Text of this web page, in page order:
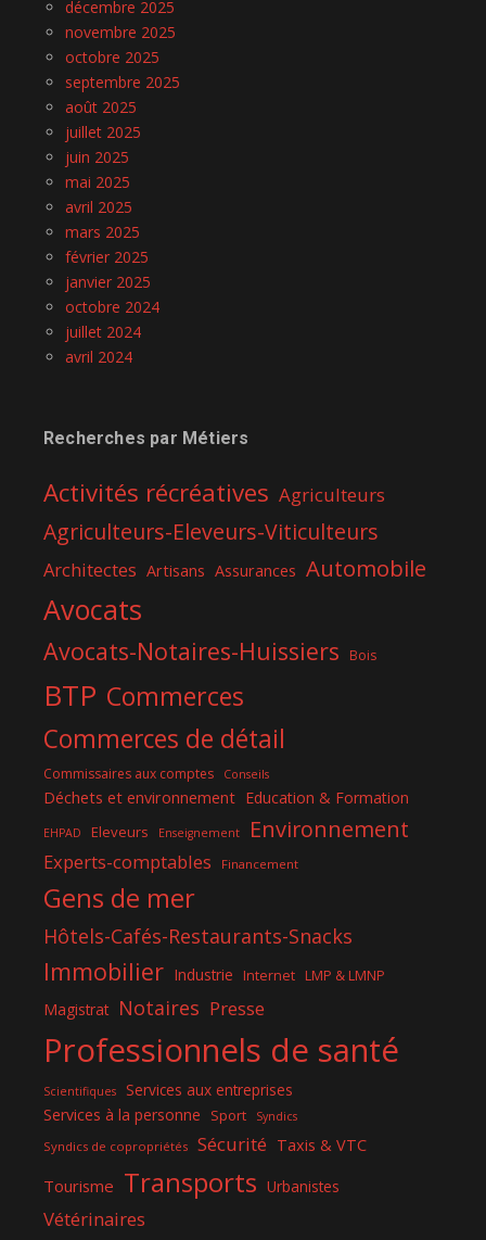
décembre 2025
novembre 2025
octobre 2025
septembre 2025
août 2025
juillet 2025
juin 2025
mai 2025
avril 2025
mars 2025
février 2025
janvier 2025
octobre 2024
juillet 2024
avril 2024
Recherches par Métiers
Activités récréatives Agriculteurs
Agriculteurs-Eleveurs-Viticulteurs
Architectes Artisans Assurances Automobile
Avocats
Avocats-Notaires-Huissiers Bois
BTP Commerces
Commerces de détail
Commissaires aux comptes Conseils
Déchets et environnement Education & Formation
EHPAD Eleveurs Enseignement Environnement
Experts-comptables Financement
Gens de mer
Hôtels-Cafés-Restaurants-Snacks
Immobilier Industrie Internet LMP & LMNP
Magistrat Notaires Presse
Professionnels de santé
Scientifiques
Services aux entreprises
Services à la personne
Sport Syndics
Syndics de copropriétés Sécurité Taxis & VTC
Tourisme Transports Urbanistes
Vétérinaires